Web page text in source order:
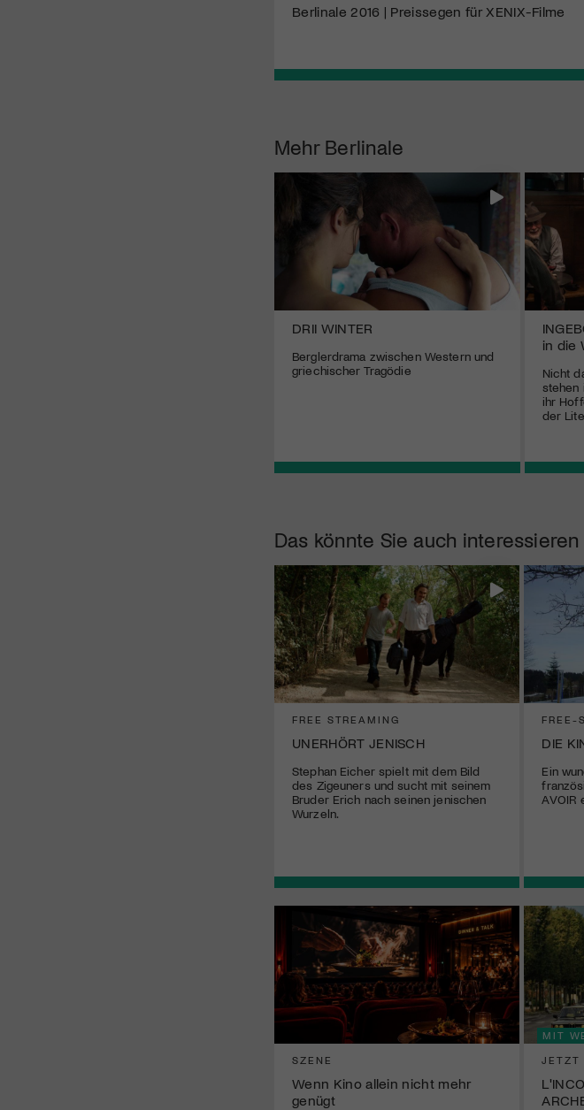
Berlinale 2016 | Preissegen für XENIX-Filme
Mehr Berlinale
DRII WINTER
Berglerdrama zwischen Western und
griechischer Tragödie
in die
Nicht
stehen
ihr
der
Das könnte Sie auch interessieren
FREE STREAMING
UNERHÖRT JENISCH
Stephan Eicher spielt mit dem Bild
des Zigeuners und sucht mit seinem
Bruder Erich nach seinen jenischen
Wurzeln.
FREE-
DIE
Ein
AVOIR
SZENE
Wenn Kino allein nicht mehr
genügt
MIT
JETZT